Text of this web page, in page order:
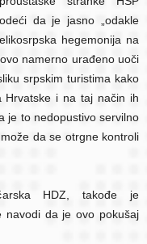
da je jasno „odakle
hegemonija na
namerno urađeno uoči
srpskim turistima kako
Hrvatske i na taj način ih
je to nedopustivo servilno
da se otrgne kontroli
HDZ, takođe je
navodi da je ovo pokušaj